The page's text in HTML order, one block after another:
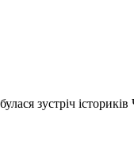
зустріч